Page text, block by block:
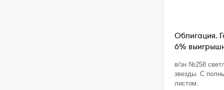
Облигация.
6%
в/зн №258
звезды. С
листом.